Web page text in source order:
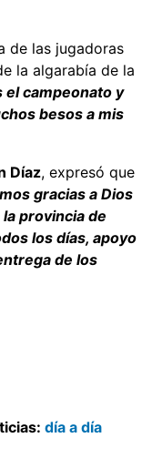
de las jugadoras
la algarabía de la
el campeonato y
besos a mis
Díaz, expresó que
gracias a Dios
provincia de
los días, apoyo
de los
día a día